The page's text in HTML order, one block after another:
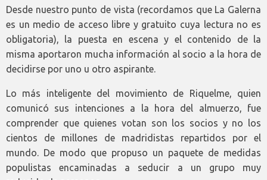
Desde nuestro punto de vista (recordamos que La Galerna
es un medio de acceso libre y gratuito cuya lectura no es
obligatoria), la puesta en escena y el contenido de la
misma aportaron mucha información al socio a la hora de
decidirse por uno u otro aspirante.
Lo más inteligente del movimiento de Riquelme, quien
comunicó sus intenciones a la hora del almuerzo, fue
comprender que quienes votan son los socios y no los
cientos de millones de madridistas repartidos por el
mundo. De modo que propuso un paquete de medidas
populistas encaminadas a seducir a un grupo muy